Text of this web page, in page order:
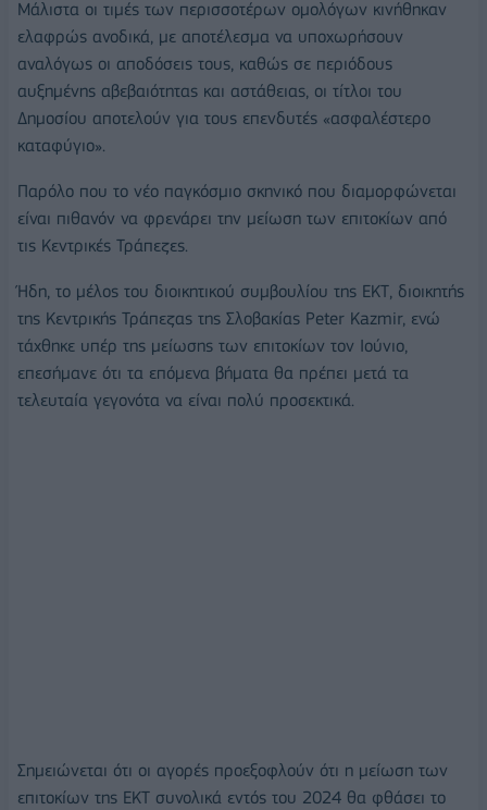
Μάλιστα οι τιμές των περισσοτέρων ομολόγων κινήθηκαν
ελαφρώς ανοδικά, με αποτέλεσμα να υποχωρήσουν
αναλόγως οι αποδόσεις τους, καθώς σε περιόδους
αυξημένης αβεβαιότητας και αστάθειας, οι τίτλοι του
Δημοσίου αποτελούν για τους επενδυτές «ασφαλέστερο
καταφύγιο».
Παρόλο που το νέο παγκόσμιο σκηνικό που διαμορφώνεται
είναι πιθανόν να φρενάρει την μείωση των επιτοκίων από
τις Κεντρικές Τράπεζες.
Ήδη, το μέλος του διοικητικού συμβουλίου της ΕΚΤ, διοικητής
της Κεντρικής Τράπεζας της Σλοβακίας Peter Kazmir, ενώ
τάχθηκε υπέρ της μείωσης των επιτοκίων τον Ιούνιο,
επεσήμανε ότι τα επόμενα βήματα θα πρέπει μετά τα
τελευταία γεγονότα να είναι πολύ προσεκτικά.
Σημειώνεται ότι οι αγορές προεξοφλούν ότι η μείωση των
επιτοκίων της ΕΚΤ συνολικά εντός του 2024 θα φθάσει το